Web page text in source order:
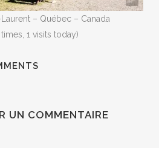
Laurent – Québec – Canada
1 visits today)
UN COMMENTAIRE